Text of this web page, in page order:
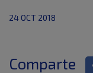
24 OCT 2018
Comparte